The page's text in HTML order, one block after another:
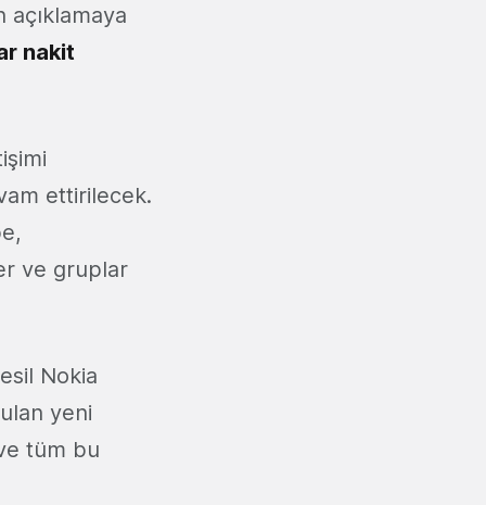
açıklamaya
nakit
ettirilecek.
ve gruplar
Nokia
yeni
tüm bu